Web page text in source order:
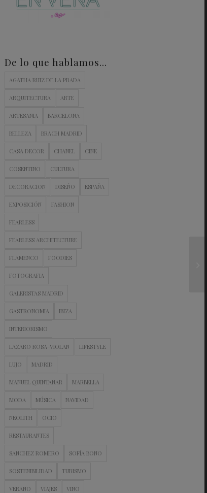
De lo que hablamos…
AGATHA RUIZ DE LA PRADA
ARQUITECTURA ARTE
ARTESANIA BARCELONA
BELLEZA BRACH MADRID
CASA DECOR CHANEL CINE
COSENTINO CULTURA
DECORACION DISEÑO ESPAÑA
EXPOSICIÓN FASHION
FEARLESS
FEARLESS ARCHITECTURE
FLAMENCO FOODIES
FOTOGRAFIA
GALERISTAS MADRID
GASTRONOMIA IBIZA
INTERIORISMO
LAZARO ROSA-VIOLAN LIFESTYLE
LUJO MADRID
MANUEL QUINTANAR MARBELLA
MODA MÚSICA NAVIDAD
NEOLITH OCIO
RESTAURANTES
SANCHEZ ROMERO SOFÍA BONO
SOSTENIBILIDAD TURISMO
VERANO VIAJES VINO